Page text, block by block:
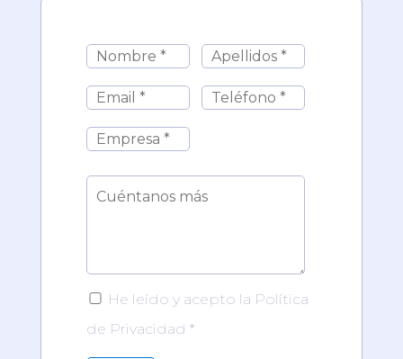
He leído y acepto la Política
de Privacidad *